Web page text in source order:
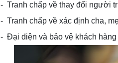
- Tranh chấp về thay đổi người
- Tranh chấp về xác định cha,
- Đại diện và bảo vệ khách